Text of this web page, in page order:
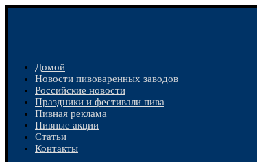
Домой
Новости пивоваренных заводов
Российские новости
Праздники и фестивали пива
Пивная реклама
Пивные акции
Статьи
Контакты